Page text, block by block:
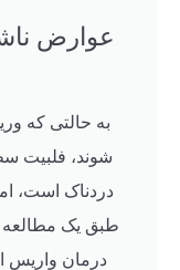
عوارض
به حالتی که
شوند، فلبیت
دردناک است،
طبق یک مطالعه
درمان واریس